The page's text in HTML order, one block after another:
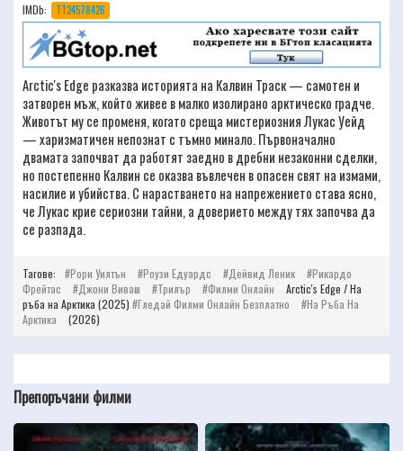
IMDb: TT24578426
Arctic's Edge разказва историята на Калвин Траск — самотен и
затворен мъж, който живее в малко изолирано арктическо градче.
Животът му се променя, когато среща мистериозния Лукас Уейд
— харизматичен непознат с тъмно минало. Първоначално
двамата започват да работят заедно в дребни незаконни сделки,
но постепенно Калвин се оказва въвлечен в опасен свят на измами,
насилие и убийства. С нарастването на напрежението става ясно,
че Лукас крие сериозни тайни, а доверието между тях започва да
се разпада.
Тагове: Рори Уилтън Роузи Едуардс Дейвид Леник
Рикардо
Фрейтас
Джони Виваш Трилър Филми Онлайн
Arctic's Edge / На
ръба на Арктика (2025) Гледай Филми Онлайн Безплатно
На Ръба На
Арктика
(2026)
Препоръчани филми